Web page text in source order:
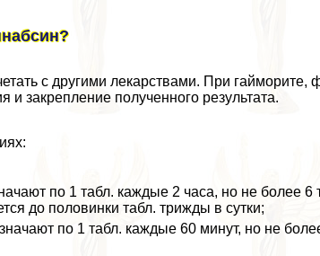
с другими лекарствами. При
и закрепление полученного результата.
по 1 табл. каждые 2 часа, но не более
до половинки табл. трижды в сутки;
по 1 табл. каждые 60 минут, но не